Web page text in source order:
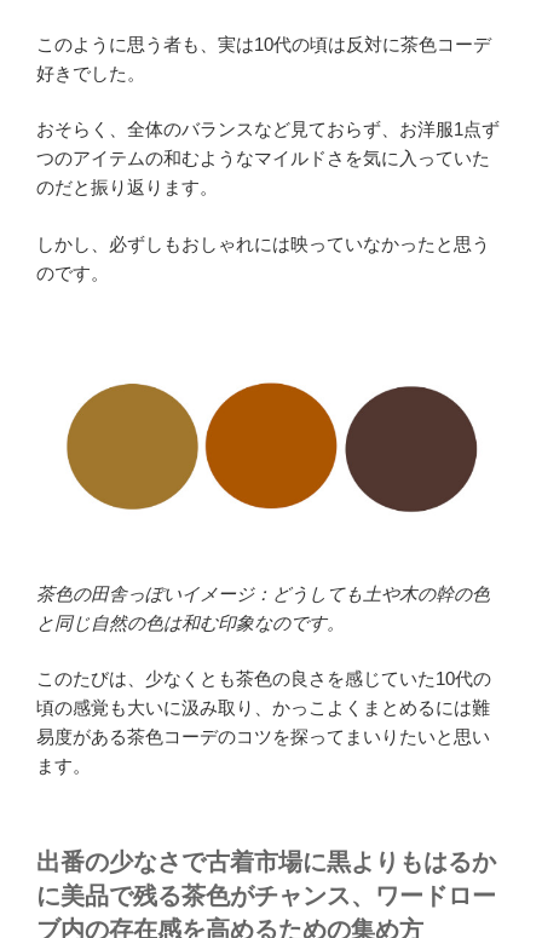
このように思う者も、実は10代の頃は反対に茶色コーデ
好きでした。
おそらく、全体のバランスなど見ておらず、お洋服1点ず
つのアイテムの和むようなマイルドさを気に入っていた
のだと振り返ります。
しかし、必ずしもおしゃれには映っていなかったと思う
のです。
茶色の田舎っぽいイメージ：どうしても土や木の幹の色
と同じ自然の色は和む印象なのです。
このたびは、少なくとも茶色の良さを感じていた10代の
頃の感覚も大いに汲み取り、かっこよくまとめるには難
易度がある茶色コーデのコツを探ってまいりたいと思い
ます。
出番の少なさで古着市場に黒よりもはるか
に美品で残る茶色がチャンス、ワードロー
ブ内の存在感を高めるための集め方